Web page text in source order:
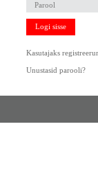
Logi sisse
Kasutajaks
Unustasid parooli?